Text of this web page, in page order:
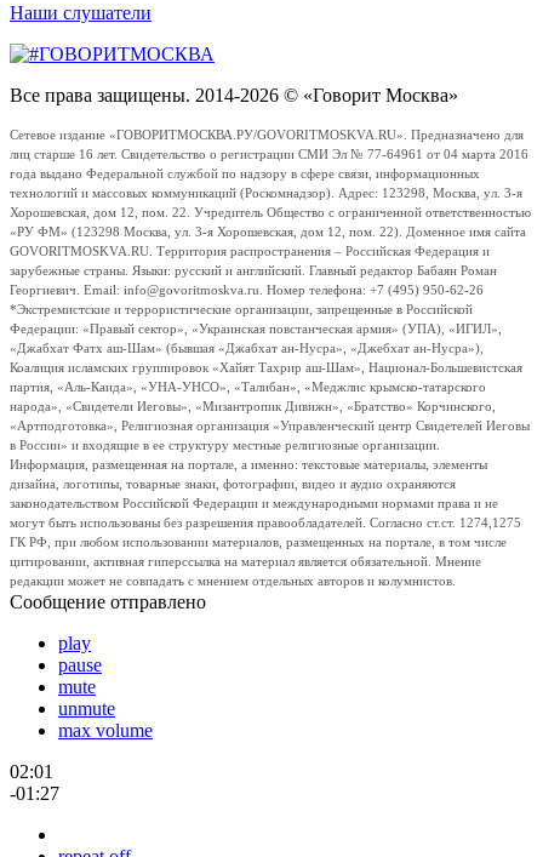
Наши слушатели
Все права защищены. 2014-2026 © «Говорит Москва»
Сетевое издание «ГОВОРИТМОСКВА.РУ/GOVORITMOSKVA.RU». Предназначено для
лиц старше 16 лет. Свидетельство о регистрации СМИ Эл № 77-64961 от 04 марта 2016
года выдано Федеральной службой по надзору в сфере связи, информационных
технологий и массовых коммуникаций (Роскомнадзор). Адрес: 123298, Москва, ул. 3-я
Хорошевская, дом 12, пом. 22. Учредитель Общество с ограниченной ответственностью
«РУ ФМ» (123298 Москва, ул. 3-я Хорошевская, дом 12, пом. 22). Доменное имя сайта
GOVORITMOSKVA.RU. Территория распространения – Российская Федерация и
зарубежные страны. Языки: русский и английский. Главный редактор Бабаян Роман
Георгиевич. Email: info@govoritmoskva.ru. Номер телефона: +7 (495) 950-62-26
*Экстремистские и террористические организации, запрещенные в Российской
Федерации: «Правый сектор», «Украинская повстанческая армия» (УПА), «ИГИЛ»,
«Джабхат Фатх аш-Шам» (бывшая «Джабхат ан-Нусра», «Джебхат ан-Нусра»),
Коалиция исламских группировок «Хайят Тахрир аш-Шам», Национал-Большевистская
партия, «Аль-Каида», «УНА-УНСО», «Талибан», «Меджлис крымско-татарского
народа», «Свидетели Иеговы», «Мизантропик Дивижн», «Братство» Корчинского,
«Артподготовка», Религиозная организация «Управленческий центр Свидетелей Иеговы
в России» и входящие в ее структуру местные религиозные организации.
Информация, размещенная на портале, а именно: текстовые материалы, элементы
дизайна, логотипы, товарные знаки, фотографии, видео и аудио охраняются
законодательством Российской Федерации и международными нормами права и не
могут быть использованы без разрешения правообладателей. Согласно ст.ст. 1274,1275
ГК РФ, при любом использовании материалов, размещенных на портале, в том числе
цитировании, активная гиперссылка на материал является обязательной. Мнение
редакции может не совпадать с мнением отдельных авторов и колумнистов.
Сообщение отправлено
play
pause
mute
unmute
max volume
02:01
-01:27